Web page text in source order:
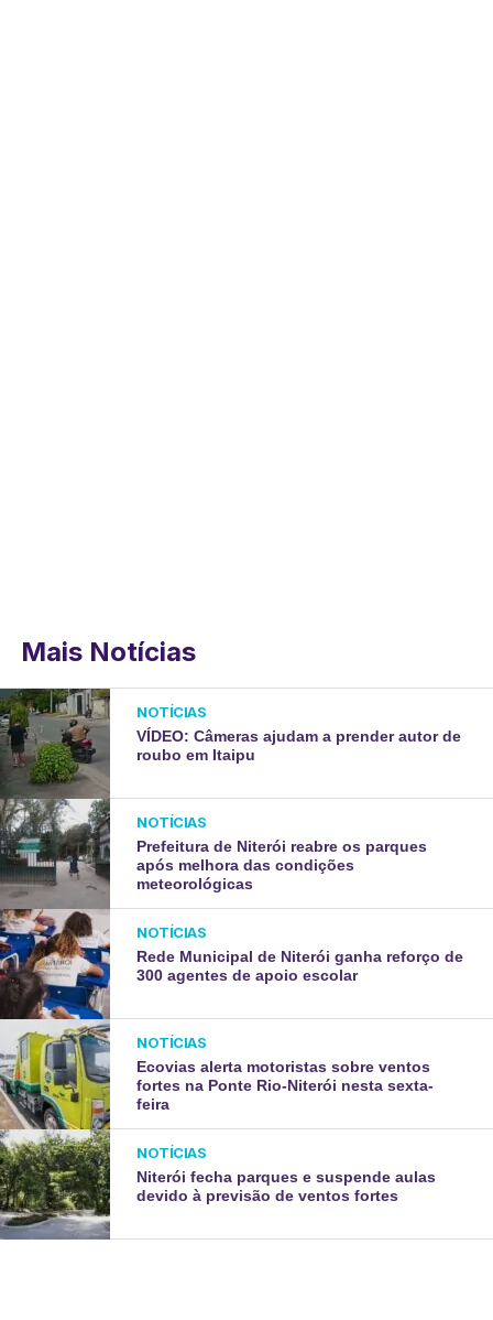
Mais Notícias
NOTÍCIAS
VÍDEO: Câmeras ajudam a prender autor de
roubo em Itaipu
NOTÍCIAS
Prefeitura de Niterói reabre os parques
após melhora das condições
meteorológicas
NOTÍCIAS
Rede Municipal de Niterói ganha reforço de
300 agentes de apoio escolar
NOTÍCIAS
Ecovias alerta motoristas sobre ventos
fortes na Ponte Rio-Niterói nesta sexta-
feira
NOTÍCIAS
Niterói fecha parques e suspende aulas
devido à previsão de ventos fortes